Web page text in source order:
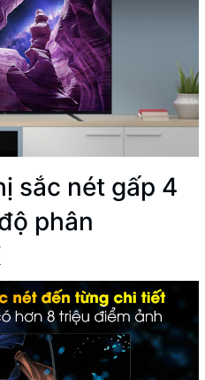
sắc nét gấp 4
phân